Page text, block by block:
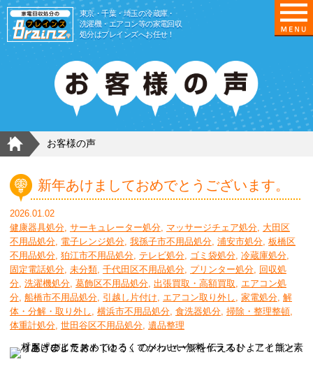
東京/埼玉/千葉/神奈川の 冷蔵庫・洗濯機・エアコン
東京・千葉・埼玉の冷蔵庫・
洗濯機・エアコン等の家電回収
処分はブレインズへお任せ！
HOME
お客様の声
新年あけましておめでとうございます。
2026.01.02
健康器具処分, サーキュレーター処分, マッサージチェア処分, 大田区
不用品処分, 電子レンジ処分, 我孫子市不用品処分, 浦安市処分, 板橋区
不用品処分, 狛江市不用品処分, テレビ処分, ゴミ袋処分, 冷蔵庫処分,
固定電話処分, 未分類, 千代田区不用品処分, プリンター処分, 回収処
分, 洗濯機処分, 葛飾区不用品処分, 出張買取・高額買取, エアコン処
分, 船橋市不用品処分, 引越し片付け, エアコン取り外し , 家電処分, 解
体・分解・取り外し , 横浜市不用品処分, 食洗器処分, 掃除・整理整頓,
体重計処分, 世田谷区不用品処分, 遺品整理